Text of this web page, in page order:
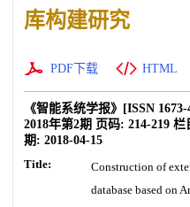
库构建研究
PDF下载 HTML
《智能系统学报》 [ISSN 1673-
2018年第2期 页码: 214-219 栏
期: 2018-04-15
Title:
Construction of
database based on